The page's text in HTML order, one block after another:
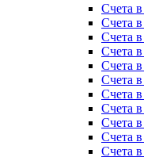
Счета
Счета
Счета
Счета
Счета
Счета
Счета
Счета
Счета
Счета
Счета